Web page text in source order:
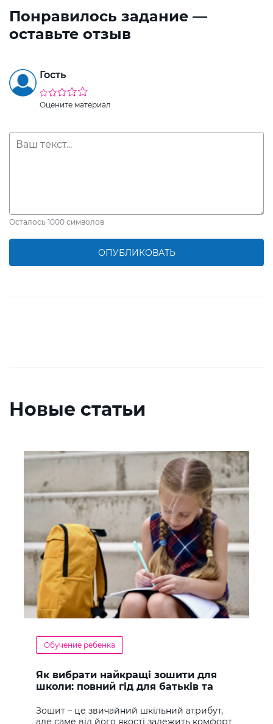
Понравилось задание —
оставьте отзыв
Гость
Оцените материал
Осталось 1000 символов
ОПУБЛИКОВАТЬ
Новые статьи
Обучение ребенка
Як вибрати найкращі зошити для
школи: повний гід для батьків та
Зошит – це звичайний шкільний атрибут,
але саме від його якості залежить комфорт